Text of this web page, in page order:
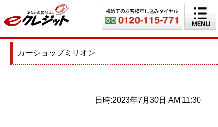
カーショップミリオン
日時:2023年7月30日 AM 11:30